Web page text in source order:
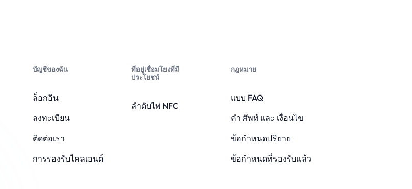
บัญชีของฉัน
ล็อกอิน
ลงทะเบียน
ติดต่อเรา
การรองรับไคลเอนต์
ที่อยู่เชื่อมโยงที่มี
ประโยชน์
ลําดับไพ่ NFC
กฎหมาย
แบบ FAQ
คํา ศัพท์ และ เงื่อนไข
ข้อกําหนดปริยาย
ข้อกําหนดที่รองรับแล้ว